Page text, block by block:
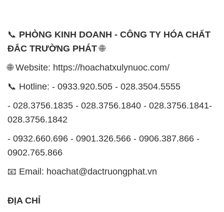
📞 PHÒNG KINH DOANH - CÔNG TY HÓA CHẤT
ĐẮC TRƯỜNG PHÁT🌐
🌐 Website: https://hoachatxulynuoc.com/
📞 Hotline: - 0933.920.505 - 028.3504.5555
- 028.3756.1835 - 028.3756.1840 - 028.3756.1841-
028.3756.1842
- 0932.660.696 - 0901.326.566 - 0906.387.866 -
0902.765.866
📧 Email: hoachat@dactruongphat.vn
ĐỊA CHỈ